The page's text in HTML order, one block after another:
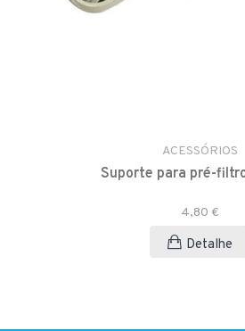
ACESSÓRIOS
Suporte para pré-
4,80 €
Detalhe